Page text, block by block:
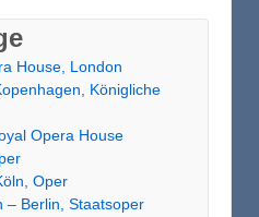
House, London
Königliche
Opera House
Oper
– Berlin, Staatsoper